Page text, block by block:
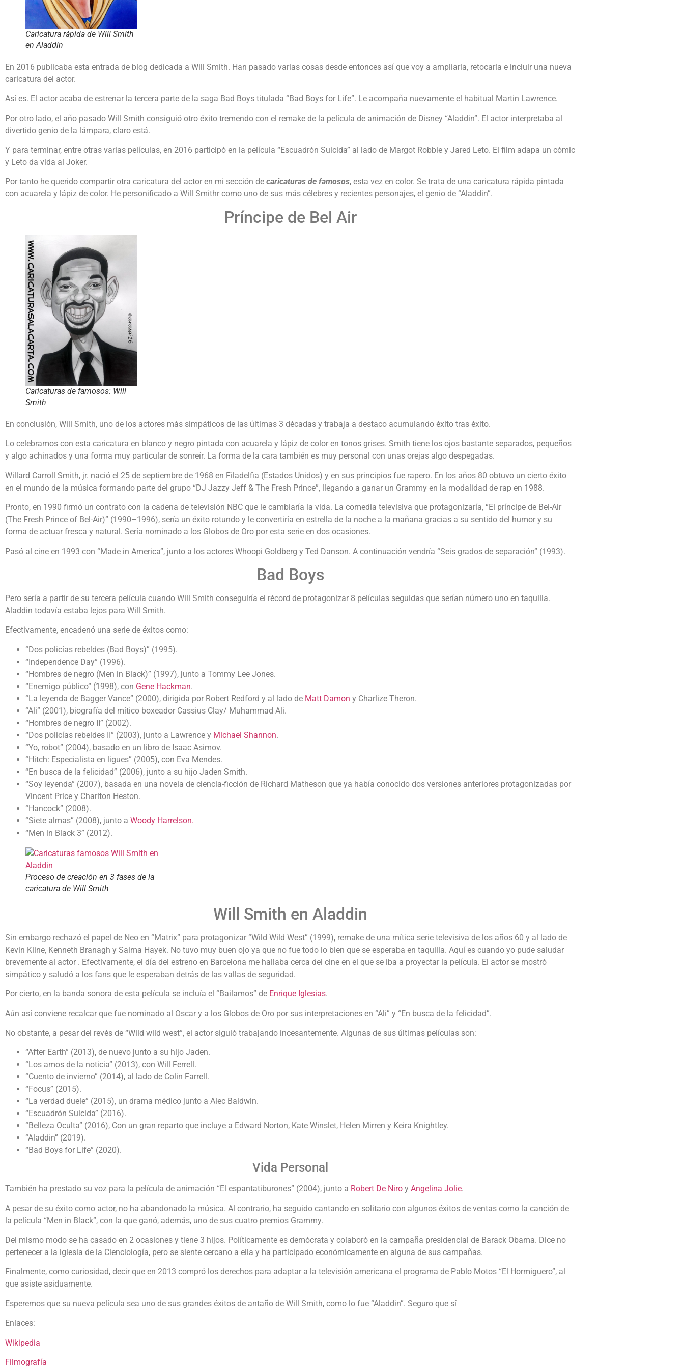
Caricatura rápida de Will Smith
en Aladdin
En 2016 publicaba esta entrada de blog dedicada a Will Smith. Han pasado varias cosas desde entonces así que voy a ampliarla, retocarla e incluir una nueva
caricatura del actor.
Así es. El actor acaba de estrenar la tercera parte de la saga Bad Boys titulada “Bad Boys for Life”. Le acompaña nuevamente el habitual Martin Lawrence.
Por otro lado, el año pasado Will Smith consiguió otro éxito tremendo con el remake de la película de animación de Disney “Aladdin”. El actor interpretaba al
divertido genio de la lámpara, claro está.
Y para terminar, entre otras varias películas, en 2016 participó en la película “Escuadrón Suicida” al lado de Margot Robbie y Jared Leto. El film adapa un cómic
y Leto da vida al Joker.
Por tanto he querido compartir otra caricatura del actor en mi sección de caricaturas de famosos, esta vez en color. Se trata de una caricatura rápida pintada
con acuarela y lápiz de color. He personificado a Will Smithr como uno de sus más célebres y recientes personajes, el genio de “Aladdin”.
Príncipe de Bel Air
Caricaturas de famosos: Will
Smith
En conclusión, Will Smith, uno de los actores más simpáticos de las últimas 3 décadas y trabaja a destaco acumulando éxito tras éxito.
Lo celebramos con esta caricatura en blanco y negro pintada con acuarela y lápiz de color en tonos grises. Smith tiene los ojos bastante separados, pequeños
y algo achinados y una forma muy particular de sonreír. La forma de la cara también es muy personal con unas orejas algo despegadas.
Willard Carroll Smith, jr. nació el 25 de septiembre de 1968 en Filadelfia (Estados Unidos) y en sus principios fue rapero. En los años 80 obtuvo un cierto éxito
en el mundo de la música formando parte del grupo “DJ Jazzy Jeff & The Fresh Prince”, llegando a ganar un Grammy en la modalidad de rap en 1988.
Pronto, en 1990 firmó un contrato con la cadena de televisión NBC que le cambiaría la vida. La comedia televisiva que protagonizaría, “El príncipe de Bel-Air
(The Fresh Prince of Bel-Air)” (1990–1996), sería un éxito rotundo y le convertiría en estrella de la noche a la mañana gracias a su sentido del humor y su
forma de actuar fresca y natural. Sería nominado a los Globos de Oro por esta serie en dos ocasiones.
Pasó al cine en 1993 con “Made in America”, junto a los actores Whoopi Goldberg y Ted Danson. A continuación vendría “Seis grados de separación” (1993).
Bad Boys
Pero sería a partir de su tercera película cuando Will Smith conseguiría el récord de protagonizar 8 películas seguidas que serían número uno en taquilla.
Aladdin todavía estaba lejos para Will Smith.
Efectivamente, encadenó una serie de éxitos como:
“Dos policías rebeldes (Bad Boys)” (1995).
“Independence Day” (1996).
“Hombres de negro (Men in Black)” (1997), junto a Tommy Lee Jones.
“Enemigo público” (1998), con Gene Hackman.
“La leyenda de Bagger Vance” (2000), dirigida por Robert Redford y al lado de Matt Damon y Charlize Theron.
“Ali” (2001), biografía del mítico boxeador Cassius Clay/ Muhammad Ali.
“Hombres de negro II” (2002).
“Dos policías rebeldes II” (2003), junto a Lawrence y Michael Shannon.
“Yo, robot” (2004), basado en un libro de Isaac Asimov.
“Hitch: Especialista en ligues” (2005), con Eva Mendes.
“En busca de la felicidad” (2006), junto a su hijo Jaden Smith.
“Soy leyenda” (2007), basada en una novela de ciencia-ficción de Richard Matheson que ya había conocido dos versiones anteriores protagonizadas por
Vincent Price y Charlton Heston.
“Hancock” (2008).
“Siete almas” (2008), junto a Woody Harrelson.
“Men in Black 3” (2012).
Proceso de creación en 3 fases de la
caricatura de Will Smith
Will Smith en Aladdin
Sin embargo rechazó el papel de Neo en “Matrix” para protagonizar “Wild Wild West” (1999), remake de una mítica serie televisiva de los años 60 y al lado de
Kevin Kline, Kenneth Branagh y Salma Hayek. No tuvo muy buen ojo ya que no fue todo lo bien que se esperaba en taquilla. Aquí es cuando yo pude saludar
brevemente al actor . Efectivamente, el día del estreno en Barcelona me hallaba cerca del cine en el que se iba a proyectar la película. El actor se mostró
simpático y saludó a los fans que le esperaban detrás de las vallas de seguridad.
Por cierto, en la banda sonora de esta película se incluía el “Bailamos” de Enrique Iglesias.
Aún así conviene recalcar que fue nominado al Oscar y a los Globos de Oro por sus interpretaciones en “Ali” y “En busca de la felicidad”.
No obstante, a pesar del revés de “Wild wild west”, el actor siguió trabajando incesantemente. Algunas de sus últimas películas son:
“After Earth” (2013), de nuevo junto a su hijo Jaden.
“Los amos de la noticia” (2013), con Will Ferrell.
“Cuento de invierno” (2014), al lado de Colin Farrell.
“Focus” (2015).
“La verdad duele” (2015), un drama médico junto a Alec Baldwin.
“Escuadrón Suicida” (2016).
“Belleza Oculta” (2016), Con un gran reparto que incluye a Edward Norton, Kate Winslet, Helen Mirren y Keira Knightley.
“Aladdin” (2019).
“Bad Boys for Life” (2020).
Vida Personal
También ha prestado su voz para la película de animación “El espantatiburones” (2004), junto a Robert De Niro y Angelina Jolie.
A pesar de su éxito como actor, no ha abandonado la música. Al contrario, ha seguido cantando en solitario con algunos éxitos de ventas como la canción de
la película “Men in Black”, con la que ganó, además, uno de sus cuatro premios Grammy.
Del mismo modo se ha casado en 2 ocasiones y tiene 3 hijos. Políticamente es demócrata y colaboró en la campaña presidencial de Barack Obama. Dice no
pertenecer a la iglesia de la Cienciología, pero se siente cercano a ella y ha participado económicamente en alguna de sus campañas.
Finalmente, como curiosidad, decir que en 2013 compró los derechos para adaptar a la televisión americana el programa de Pablo Motos “El Hormiguero”, al
que asiste asiduamente.
Esperemos que su nueva película sea uno de sus grandes éxitos de antaño de Will Smith, como lo fue “Aladdin”. Seguro que sí
Enlaces:
Wikipedia
Filmografía